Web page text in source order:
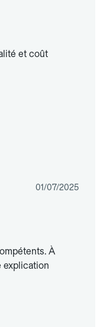
et coût
01/07/2025
À
explication